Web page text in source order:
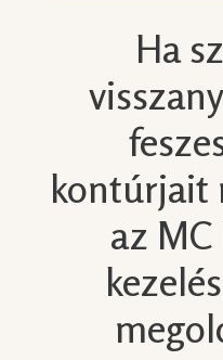
Ha
kontúrjait
az MC